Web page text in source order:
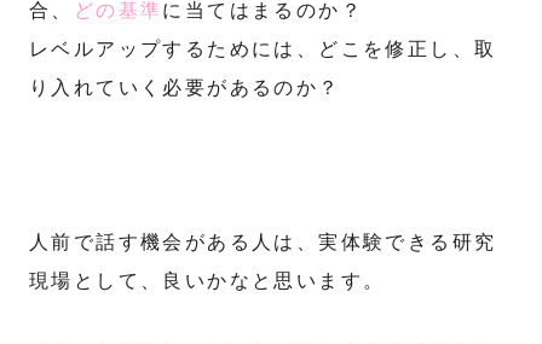
合、
どの基準 に当てはまるのか？
レベルアップするためには、どこを修正し、取
り入れていく必要があるのか？
人前で話す機会がある人は、実体験できる研究
現場として、良いかなと思います。